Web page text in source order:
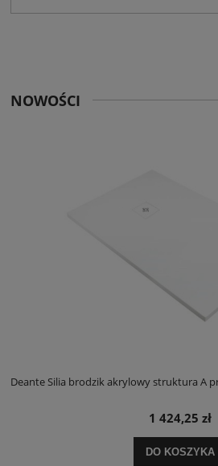
NOWOŚCI
Deante Silia brodzik akrylowy struktura A
1 424,25 zł
DO KOSZYKA